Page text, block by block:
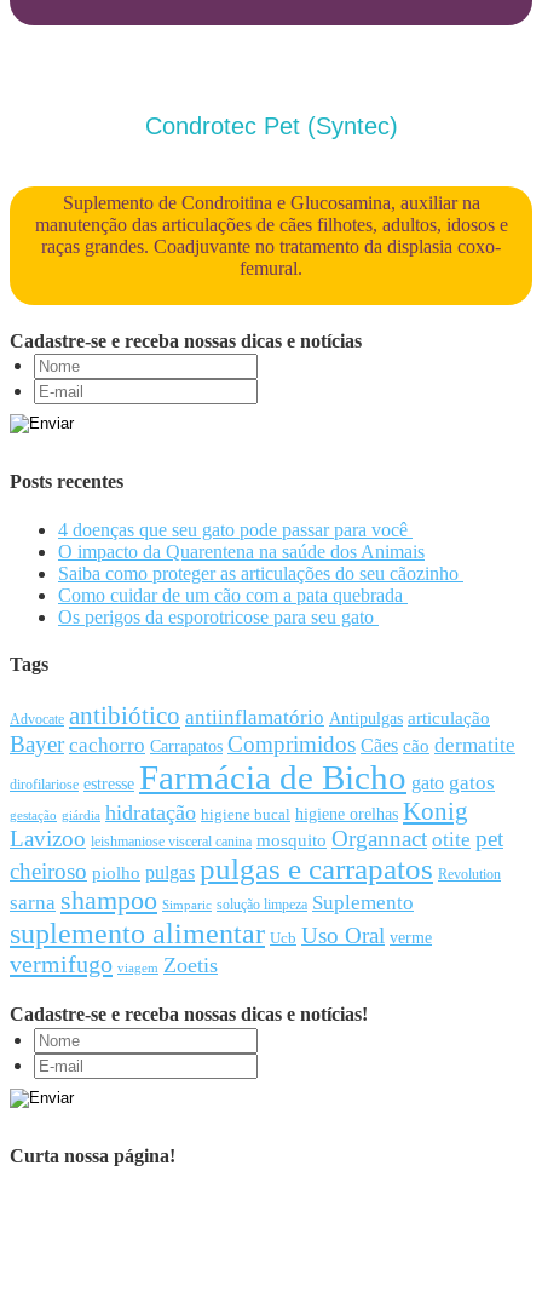
Condrotec Pet (Syntec)
Suplemento de Condroitina e Glucosamina, auxiliar na
manutenção das articulações de cães filhotes, adultos, idosos e
raças grandes. Coadjuvante no tratamento da displasia coxo-
femural.
Cadastre-se e receba nossas dicas e notícias
Posts recentes
4 doenças que seu gato pode passar para você
O impacto da Quarentena na saúde dos Animais
Saiba como proteger as articulações do seu cãozinho
Como cuidar de um cão com a pata quebrada
Os perigos da esporotricose para seu gato
Tags
Advocate antibiótico antiinflamatório Antipulgas articulação
Bayer cachorro Carrapatos Comprimidos Cães cão dermatite
dirofilariose estresse Farmácia de Bicho gato gatos
gestação giárdia hidratação higiene bucal higiene orelhas Konig
Lavizoo leishmaniose visceral canina mosquito Organnact otite pet
cheiroso piolho pulgas pulgas e carrapatos Revolution
sarna shampoo Simparic solução limpeza Suplemento
suplemento alimentar Ucb Uso Oral verme
vermifugo viagem Zoetis
Cadastre-se e receba nossas dicas e notícias!
Curta nossa página!